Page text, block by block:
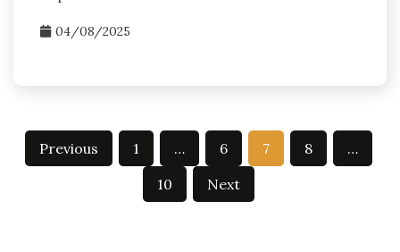
04/08/2025
Posts
Previous 1 … 6 7 8
…
10
Next